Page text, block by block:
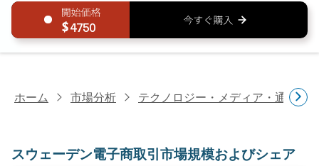
4750
ホーム 市場分析 テクノロジー・メディア・通信研
スウェーデン電子商取引市場規模およびシェア